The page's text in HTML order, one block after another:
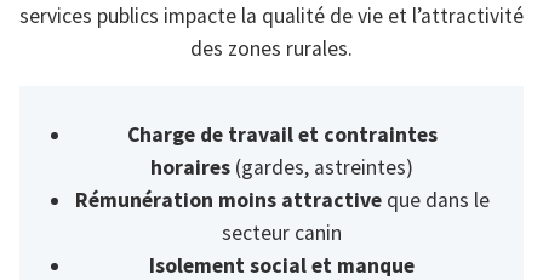
services publics impacte la qualité de vie et l’attractivité
des zones rurales.
Charge de travail et contraintes
horaires (gardes, astreintes)
Rémunération moins attractiveque dans le
secteur canin
Isolement social et manque